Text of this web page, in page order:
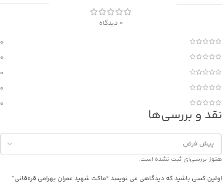
0 دیدگاه
0
0
0
0
0
نقد و بررسی‌ها
هنوز بررسی‌ای ثبت نشده است.
اولین کسی باشید که دیدگاهی می نویسد “ماکت شهید عمران بهرامی قره‌قانی”